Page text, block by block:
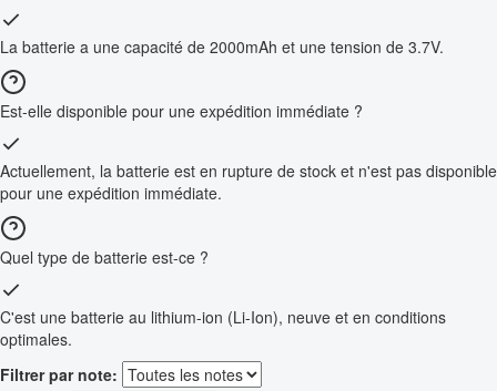
La batterie a une capacité de 2000mAh et une tension de 3.7V.
Est-elle disponible pour une expédition immédiate ?
Actuellement, la batterie est en rupture de stock et n'est pas disponible
pour une expédition immédiate.
Quel type de batterie est-ce ?
C'est une batterie au lithium-ion (Li-Ion), neuve et en conditions
optimales.
Filtrer par note: